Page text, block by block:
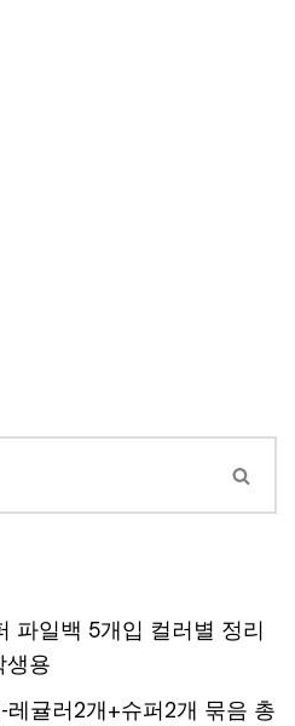
파일백 5개입 컬러별 정리
생용
귤러2개+슈퍼2개 묶음 총